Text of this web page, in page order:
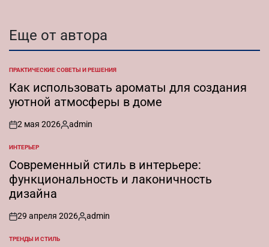
Еще от автора
ОПУБЛИКОВАНО
В
ПРАКТИЧЕСКИЕ СОВЕТЫ И РЕШЕНИЯ
Как использовать ароматы для создания
уютной атмосферы в доме
on
2 мая 2026
Запись
admin
ОПУБЛИКОВАНО
В
ИНТЕРЬЕР
Современный стиль в интерьере:
функциональность и лаконичность
дизайна
on
29 апреля 2026
Запись
admin
ОПУБЛИКОВАНО
ТРЕНДЫ И СТИЛЬ